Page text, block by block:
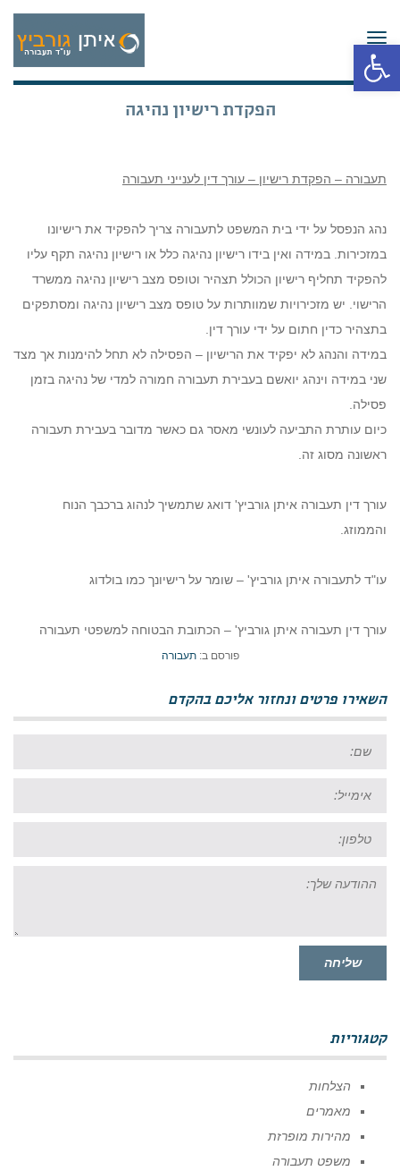
פתח סרגל נגישות
תפריט
הפקדת רישיון נהיגה
תעבורה – הפקדת רישיון – עורך דין לענייני תעבורה
נהג הנפסל על ידי בית המשפט לתעבורה צריך להפקיד את רישיונו
במזכירות. במידה ואין בידו רישיון נהיגה כלל או רישיון נהיגה תקף עליו
להפקיד תחליף רישיון הכולל תצהיר וטופס מצב רישיון נהיגה ממשרד
הרישוי. יש מזכירויות שמוותרות על טופס מצב רישיון נהיגה ומסתפקים
בתצהיר כדין חתום על ידי עורך דין.
במידה והנהג לא יפקיד את הרישיון – הפסילה לא תחל להימנות אך מצד
שני במידה וינהג יואשם בעבירת תעבורה חמורה למדי של נהיגה בזמן
פסילה.
כיום עותרת התביעה לעונשי מאסר גם כאשר מדובר בעבירת תעבורה
ראשונה מסוג זה.
עורך דין תעבורה איתן גורביץ' דואג שתמשיך לנהוג ברכבך הנוח
והממוזג.
עו"ד לתעבורה איתן גורביץ' – שומר על רישיונך כמו בולדוג
עורך דין תעבורה איתן גורביץ' – הכתובת הבטוחה למשפטי תעבורה
פורסם ב:תעבורה
השאירו פרטים ונחזור אליכם בהקדם
שלך:
שליחה
קטגוריות
הצלחות
מאמרים
מהירות מופרזת
משפט תעבורה